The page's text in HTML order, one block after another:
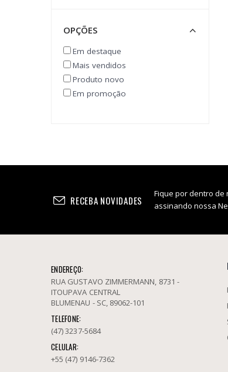
Fumo P/cigarro
Acrema
Bem Bolado
Fumo Zomo
Sasso
Tabaquin
Cachimbo
OPÇÕES
Em destaque
Mais vendidos
Produto novo
Em promoção
RECEBA NOVIDADES
Fique por dentro
assinando nossa
ENDEREÇO:
RUA GUSTAVO ZIMMERMANN, 8731 -
ITOUPAVA CENTRAL
BLUMENAU - SC, 89062-101
TELEFONE:
(47) 3237-5684
CELULAR:
+55 (47) 9146-7362